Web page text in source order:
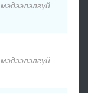
мэдээлэлгүй
мэдээлэлгүй